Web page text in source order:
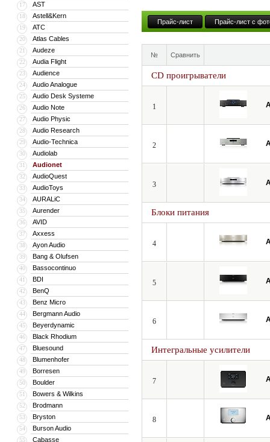
17 AST
18 Astell&Kern
19 ATC
20 Atlas Cables
21 Audeze
22 Audia Flight
23 Audience
24 Audio Analogue
25 Audio Desk Systeme
26 Audio Note
27 Audio Physic
28 Audio Research
29 Audio-Technica
30 Audiolab
31 Audionet
32 AudioQuest
33 AudioToys
34 AURALiC
35 Aurender
36 AVID
37 Axxess
38 Ayon Audio
39 Bang & Olufsen
40 Bassocontinuo
41 BDI
42 BenQ
43 Benz Micro
44 Bergmann Audio
45 Beyerdynamic
46 Black Rhodium
47 Bluesound
48 Blumenhofer
49 Borresen
50 Boulder
51 Bowers & Wilkins
52 Brodmann
53 Bryston
54 Burson Audio
55 Cabasse
Прайс-лист Прайс-лист с
№ Сравнить
CD проигрыватели
1
2
3
Блоки питания
4
5
6
Интегральные усилители
7
8